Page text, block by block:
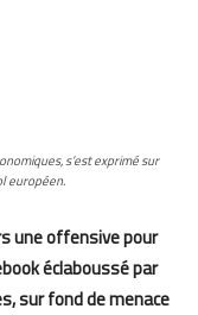
s’est exprimé sur
européen.
une offensive pour
éclaboussé par
sur fond de menace